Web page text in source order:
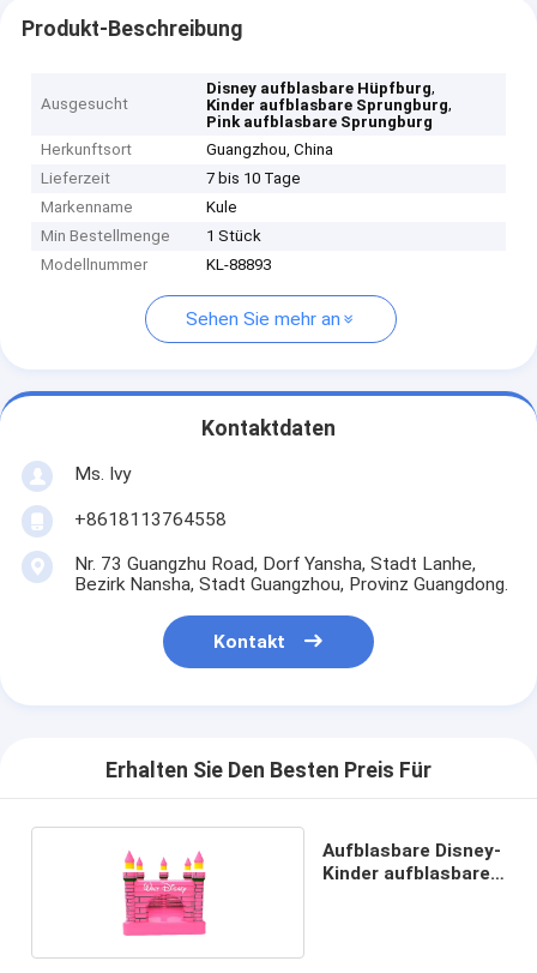
Produkt-Beschreibung
Ausgesucht
Disney aufblasbare Hüpfburg,
Kinder aufblasbare Sprungburg,
Pink aufblasbare Sprungburg
Herkunftsort
Guangzhou, China
Lieferzeit
7 bis 10 Tage
Markenname
Kule
Min Bestellmenge
1 Stück
Modellnummer
KL-88893
Sehen Sie mehr an
Kontaktdaten
Ms. Ivy
+8618113764558
Nr. 73 Guangzhu Road, Dorf Yansha, Stadt Lanhe,
Bezirk Nansha, Stadt Guangzhou, Provinz Guangdong.
Kontakt
Erhalten Sie Den Besten Preis Für
Aufblasbare Disney-
Kinder aufblasbare